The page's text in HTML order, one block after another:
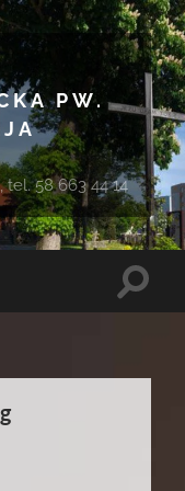
PW.
tel. 58 663 44 14
Toggle